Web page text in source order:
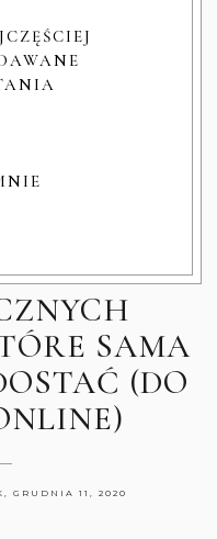
SAMA
(DO
GRUDNIA 11, 2020